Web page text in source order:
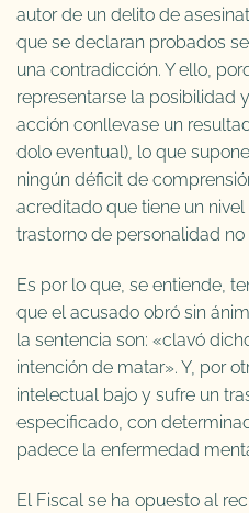
autor de un delito de
que se declaran probados
una contradicción. Y ello,
representarse la posibilidad
acción conllevase un
dolo eventual), lo que
ningún déficit de
acreditado que tiene un
trastorno de personalidad
Es por lo que, se entiende,
que el acusado obró sin
la sentencia son: «clavó
intención de matar». Y, por
intelectual bajo y sufre un
especificado, con
padece la enfermedad
El Fiscal se ha opuesto al